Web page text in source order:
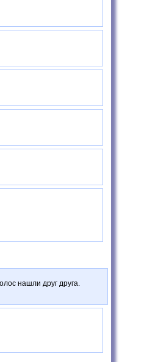
нашли друг друга.